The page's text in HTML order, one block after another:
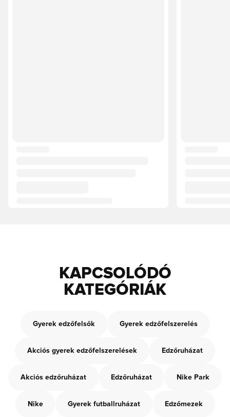
KAPCSOLÓDÓ
KATEGÓRIÁK
Gyerek edzőfelsők Gyerek edzőfelszerelés
Akciós gyerek edzőfelszerelések Edzőruházat
Akciós edzőruházat Edzőruházat Nike Park
Nike Gyerek futballruházat Edzőmezek